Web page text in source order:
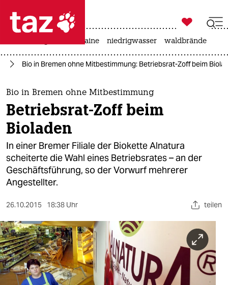
 taz zahl ich
taz zahl ich
themen
politik
öko
gesellschaft
kultur
sport
berlin
nord
wahrheit

taz zahl ich
krieg in der ukraine niedrigwasser waldbrände
Bio in Bremen ohne Mitbestimmung: Betriebsrat-Zoff beim
Bio in Bremen ohne Mitbestimmung
Betriebsrat-Zoff beim
Bioladen
In einer Bremer Filiale der Biokette Alnatura
scheiterte die Wahl eines Betriebsrates – an der
Geschäftsführung, so der Vorwurf mehrerer
Angestellter.
26.10.2015 18:38 Uhr teilen